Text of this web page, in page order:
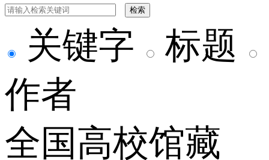
检索
关键字
标题
作者
全国高校馆藏